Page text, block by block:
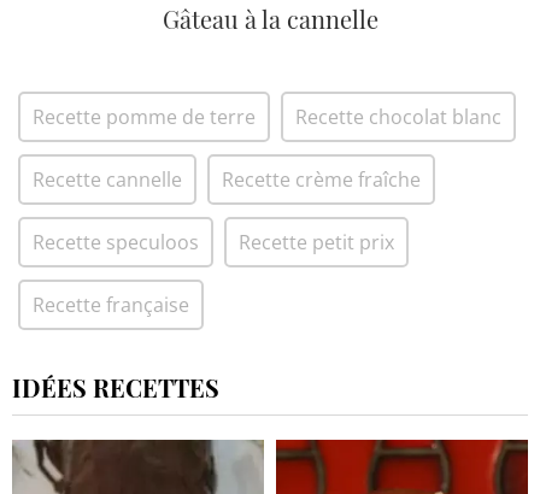
Gâteau à la cannelle
Recette pomme de terre Recette chocolat blanc
Recette cannelle Recette crème fraîche
Recette speculoos Recette petit prix
Recette française
IDÉES RECETTES